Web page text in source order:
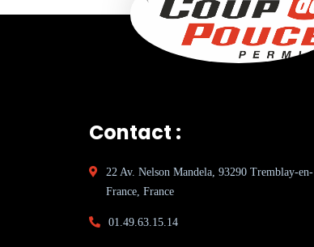
Contact :
22 Av. Nelson Mandela, 93290 Tremblay-en-
France, France
01.49.63.15.14